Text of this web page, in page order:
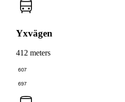
Yxvägen
412 meters
607
697